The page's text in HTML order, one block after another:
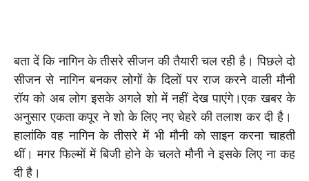
बता दें कि नागिन के तीसरे सीजन की तैयारी चल रही है। पिछले दो
सीजन से नागिन बनकर लोगों के दिलों पर राज करने वाली मौनी
रॉय को अब लोग इसके अगले शो में नहीं देख पाएंगे।एक खबर के
अनुसार एकता कपूर ने शो के लिए नए चेहरे की तलाश कर दी है।
हालांकि वह नागिन के तीसरे में भी मौनी को साइन करना चाहती
थीं। मगर फिल्मों में बिजी होने के चलते मौनी ने इसके लिए ना कह
दी है।